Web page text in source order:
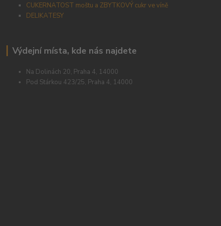
CUKERNATOST moštu a ZBYTKOVÝ cukr ve víně
DELIKATESY
Výdejní místa, kde nás najdete
Na Dolinách 20, Praha 4, 14000
Pod Stárkou 423/25, Praha 4, 14000